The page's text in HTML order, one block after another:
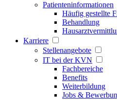
Patienteninformationen
Häufig gestellte
Behandlung
Karriere
Stellenangebote
IT bei der KVN
Fachbereiche
Benefits
Weiterbildung
Jobs &